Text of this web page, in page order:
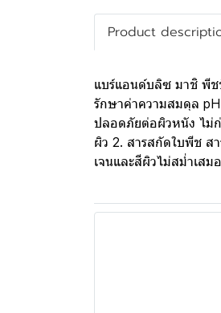
Product
แบร์แอนด์บลิซ มาชิ พีช
รักษาค่าความสมดุล
ปลอดภัยต่อผิวหนัง ไม่ก่
ผิว 2. สารสกัดใบพีช ส
เจนและสีผิวไม่สม่ำเส